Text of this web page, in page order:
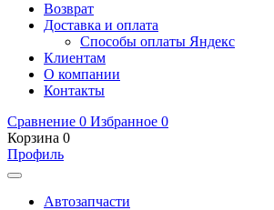
Возврат
Доставка и оплата
Способы оплаты Яндекс
Клиентам
О компании
Контакты
Сравнение 0 Избранное 0
Корзина 0
Профиль
Автозапчасти